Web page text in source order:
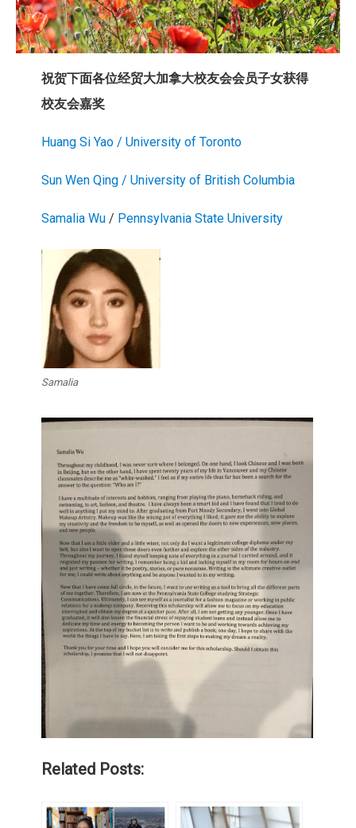
祝贺下面各位经贸大加拿大校友会会员子女获得
校友会嘉奖
Huang Si Yao / University of Toronto
Sun Wen Qing / University of British Columbia
Samalia Wu/ Pennsylvania State University
Samalia
Related Posts: